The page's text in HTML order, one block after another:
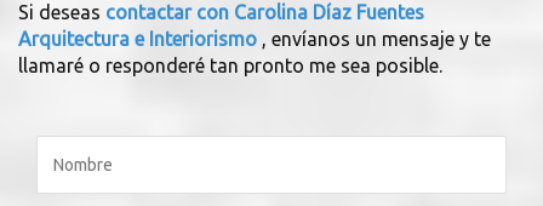
Si deseas contactar con Carolina Díaz Fuentes
Arquitectura e Interiorismo , envíanos un mensaje y te
llamaré o responderé tan pronto me sea posible.